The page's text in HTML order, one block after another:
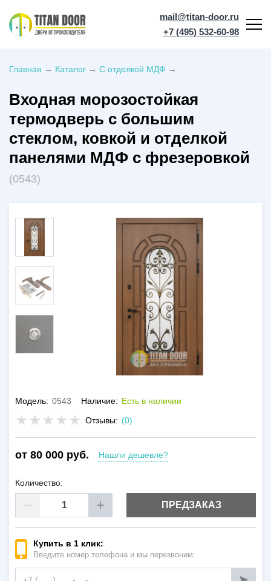
mail@titan-door.ru
+7 (495) 532-60-98
Главная → Каталог → С отделкой МДФ →
Входная морозостойкая
термодверь с большим
стеклом, ковкой и отделкой
панелями МДФ с фрезеровкой
(0543)
Модель: 0543 Наличие: Есть в наличии
Отзывы: (0)
от 80 000 руб. Нашли дешевле?
Количество:
ПРЕДЗАКАЗ
Купить в 1 клик:
Введите номер телефона и мы перезвоним: